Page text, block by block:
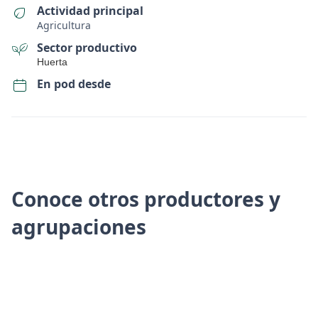
Actividad principal
Agricultura
Sector productivo
Huerta
En pod desde
Conoce otros productores y
agrupaciones